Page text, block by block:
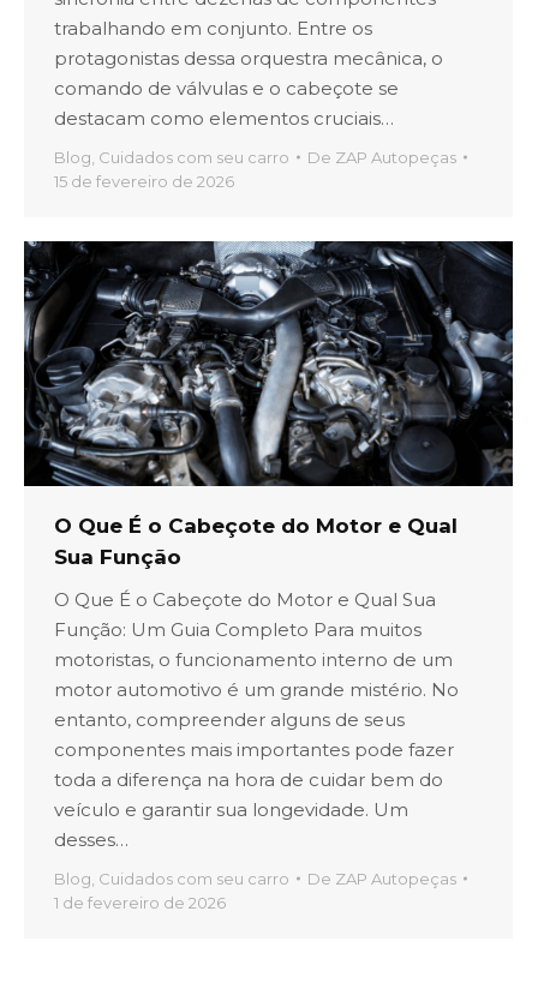
trabalhando em conjunto. Entre os
protagonistas dessa orquestra mecânica, o
comando de válvulas e o cabeçote se
destacam como elementos cruciais…
Blog, Cuidados com seu carro De ZAP Autopeças
15 de fevereiro de 2026
O Que É o Cabeçote do Motor e Qual
Sua Função
O Que É o Cabeçote do Motor e Qual Sua
Função: Um Guia Completo Para muitos
motoristas, o funcionamento interno de um
motor automotivo é um grande mistério. No
entanto, compreender alguns de seus
componentes mais importantes pode fazer
toda a diferença na hora de cuidar bem do
veículo e garantir sua longevidade. Um
desses…
Blog Cuidados com seu carro De ZAP Autopeças
1 de fevereiro de 2026